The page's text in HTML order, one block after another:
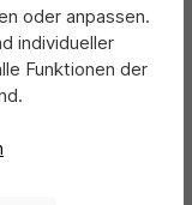
oder anpassen.
individueller
Funktionen der